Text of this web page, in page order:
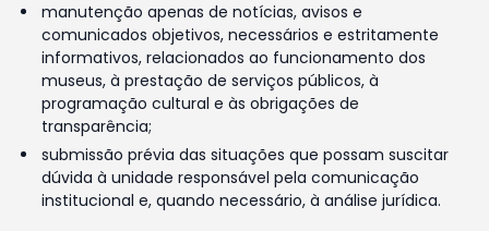
manutenção apenas de notícias, avisos e
comunicados objetivos, necessários e estritamente
informativos, relacionados ao funcionamento dos
museus, à prestação de serviços públicos, à
programação cultural e às obrigações de
transparência;
submissão prévia das situações que possam suscitar
dúvida à unidade responsável pela comunicação
institucional e, quando necessário, à análise jurídica.